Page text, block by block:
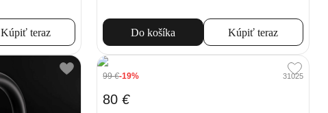
Kúpiť teraz Do košíka Kúpiť teraz
99€-19% 31025
80€